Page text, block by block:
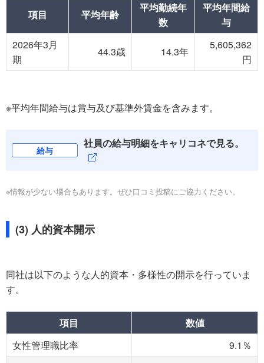
項目 平均年齢
平均勤続年
数
平均年間給
与
2026年3月
期
44.3歳 14.3年
5,605,362
円
※平均年間給与は賞与及び基準外賃金を含みます。
給与
社員の給与明細をキャリコネで見る。
※情報が少ない場合もあります。ぜひ口コミ投稿にご協力ください。
(3) 人的資本開示
同社は以下のような人的資本・多様性の開示を行っていま
す。
項目
数値
女性管理職比率
9.1％